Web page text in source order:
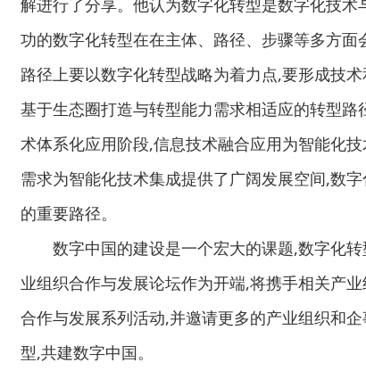
解进行了分享。他认为数字化转型是数字化技
功的数字化转型在在主体、路径、步骤等多方
路径上要以数字化转型战略为着力点,要形成技
基于生态圈打造与转型能力需求相适应的转型
术体系化应用阶段,信息技术融合应用为智能化
需求为智能化技术集成提供了广阔发展空间,数
的重要路径。
数字中国的建设是一个宏大的课题,数字化转
业组织合作与发展论坛作为开端,将携手相关产
合作与发展系列活动,并邀请更多的产业组织和
型,共建数字中国。